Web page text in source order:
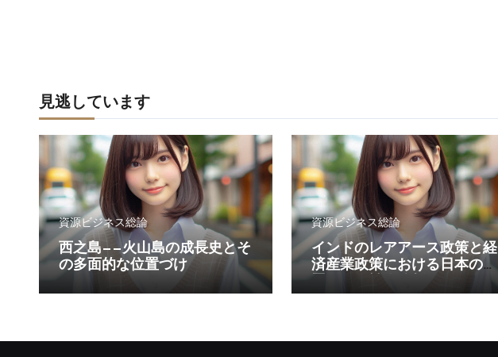
見逃しています
資源ビジネス総論
西之島——火山島の成長史とそ
の多面的な位置づけ
資源ビジネス総論
インドのレアアース政策と経
済産業政策における日本の位
置づけ・戦略分析